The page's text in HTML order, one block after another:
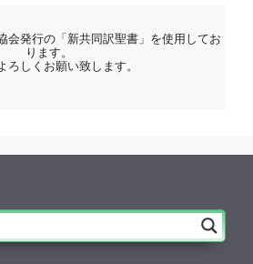
会発行の「新共同訳聖書」を使用してお
ります。
ろしくお願い致します。